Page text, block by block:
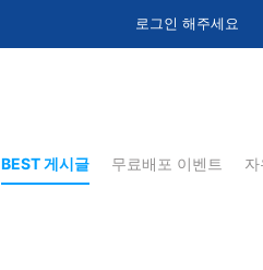
로그인 해주세요
BEST 게시글 무료배포 이벤트